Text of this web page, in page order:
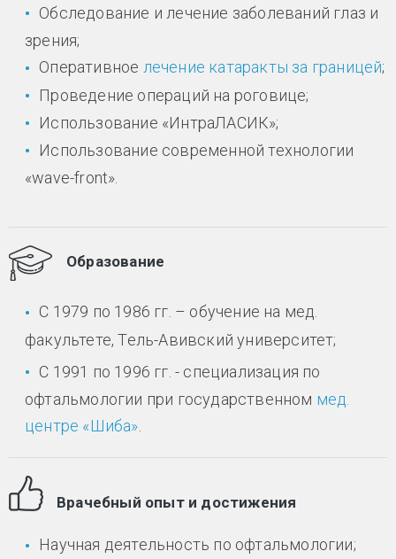
Обследование и лечение заболеваний глаз и
зрения;
Оперативное лечение катаракты за границей;
Проведение операций на роговице;
Использование «ИнтраЛАСИК»;
Использование современной технологии
«wave-front».
Образование
С 1979 по 1986 гг. – обучение на мед.
факультете, Тель-Авивский университет;
С 1991 по 1996 гг. - специализация по
офтальмологии при государственном мед.
центре «Шиба»
Врачебный опыт и достижения
Научная деятельность по офтальмологии;